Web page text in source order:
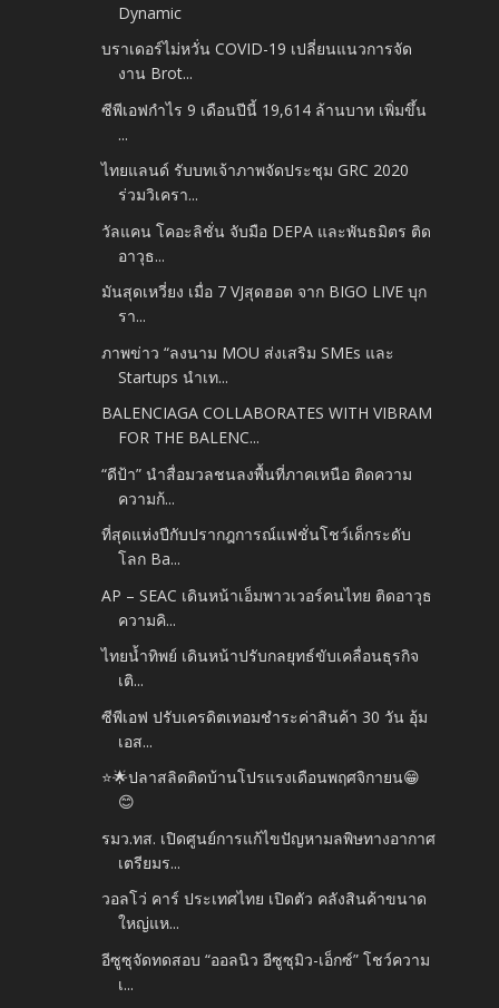
Dynamic
บราเดอร์ไม่หวั่น COVID-19 เปลี่ยนแนวการจัด
งาน Brot...
ซีพีเอฟกำไร 9 เดือนปีนี้ 19,614 ล้านบาท เพิ่มขึ้น
...
ไทยแลนด์ รับบทเจ้าภาพจัดประชุม GRC 2020
ร่วมวิเครา...
วัลแคน โคอะลิชั่น จับมือ DEPA และพันธมิตร ติด
อาวุธ...
มันสุดเหวี่ยง เมื่อ 7 VJสุดฮอต จาก BIGO LIVE บุก
รา...
ภาพข่าว “ลงนาม MOU ส่งเสริม SMEs และ
Startups นำเท...
BALENCIAGA COLLABORATES WITH VIBRAM
FOR THE BALENC...
“ดีป้า” นำสื่อมวลชนลงพื้นที่ภาคเหนือ ติดความ
ความก้...
ที่สุดแห่งปีกับปรากฎการณ์แฟชั่นโชว์เด็กระดับ
โลก Ba...
AP – SEAC เดินหน้าเอ็มพาวเวอร์คนไทย ติดอาวุธ
ความคิ...
ไทยน้ำทิพย์ เดินหน้าปรับกลยุทธ์ขับเคลื่อนธุรกิจ
เติ...
ซีพีเอฟ ปรับเครดิตเทอมชำระค่าสินค้า 30 วัน อุ้ม
เอส...
⭐️🌟ปลาสลิดติดบ้านโปรแรงเดือนพฤศจิกายน😁
😊
รมว.ทส. เปิดศูนย์การแก้ไขปัญหามลพิษทางอากาศ
เตรียมร...
วอลโว่ คาร์ ประเทศไทย เปิดตัว คลังสินค้าขนาด
ใหญ่แห...
อีซูซุจัดทดสอบ “ออลนิว อีซูซุมิว-เอ็กซ์” โชว์ความ
เ...